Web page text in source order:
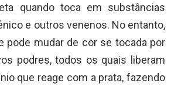
quando toca em substâncias
e outros venenos. No entanto,
pode mudar de cor se tocada por
podres, todos os quais liberam
que reage com a prata, fazendo